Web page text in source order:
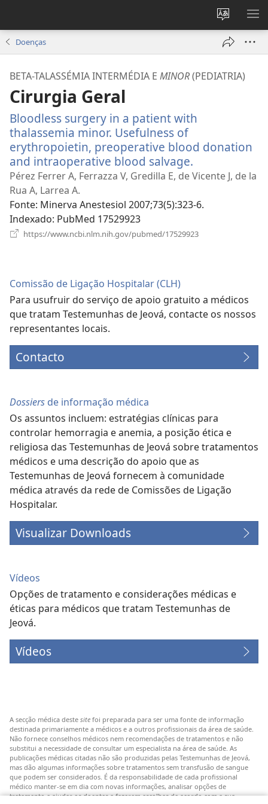
Alterar
a
língua
site
Doenças
BETA-TALASSÉMIA INTERMÉDIA E MINOR(PEDIATRIA)
Cirurgia Geral
Bloodless surgery in a patient with
thalassemia minor. Usefulness of
erythropoietin, preoperative blood donation
and intraoperative blood salvage.
uma
janela)
Pérez Ferrer A, Ferrazza V, Gredilla E, de Vicente J, de la
Rua A, Larrea A.
Fonte‎: Minerva Anestesiol 2007;73(5):323-6.
Indexado‎: PubMed 17529923
https://www.ncbi.nlm.nih.gov/pubmed/17529923
Comissão de Ligação Hospitalar (CLH)
Para usufruir do serviço de apoio gratuito a médicos
que tratam Testemunhas de Jeová, contacte os nossos
representantes locais.
Contacto
Dossiers de informação médica
Os assuntos incluem: estratégias clínicas para
controlar hemorragia e anemia, a posição ética e
religiosa das Testemunhas de Jeová sobre tratamentos
médicos e uma descrição do apoio que as
Testemunhas de Jeová fornecem à comunidade
médica através da rede de Comissões de Ligação
Hospitalar.
Visualizar Downloads
Vídeos
Opções de tratamento e considerações médicas e
éticas para médicos que tratam Testemunhas de
Jeová.
Vídeos
A secção médica deste site foi preparada para ser uma fonte de informação
destinada primariamente a médicos e a outros profissionais da área de saúde.
Não fornece conselhos médicos nem recomendações de tratamentos e não
substitui a necessidade de consultar um especialista na área de saúde. As
publicações médicas citadas não são produzidas pelas Testemunhas de Jeová,
mas dão algumas informações sobre tratamentos sem transfusão de sangue
que podem ser considerados. É da responsabilidade de cada profissional
médico manter-se em dia com novas informações, analisar opções de
tratamento e ajudar os doentes a fazerem escolhas de acordo com a sua